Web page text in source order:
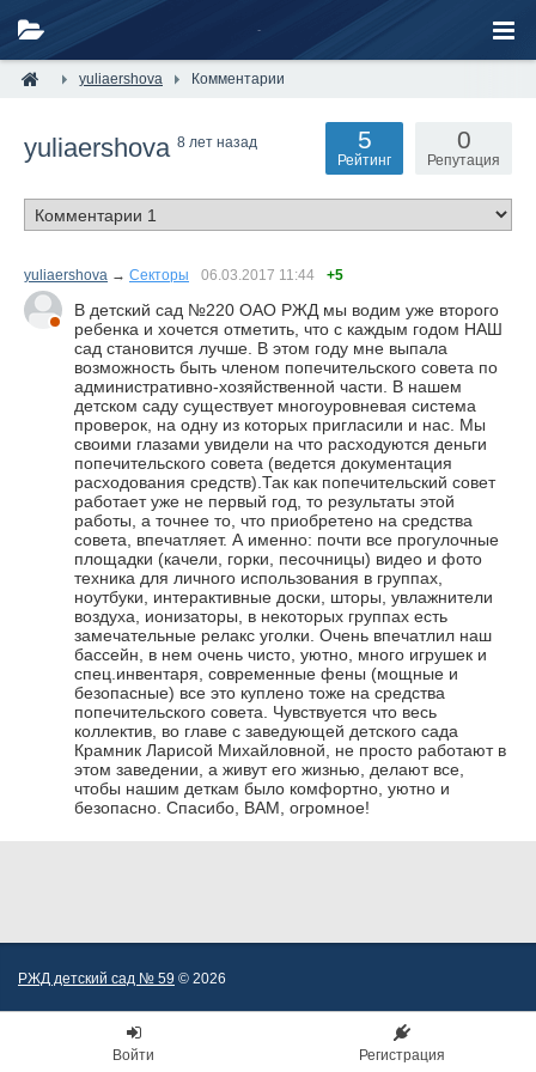
yuliaershova Комментарии
yuliaershova 8 лет назад 0
Репутация
5
Рейтинг
yuliaershova → Секторы 06.03.2017 11:44 +5
В детский сад №220 ОАО РЖД мы водим уже второго
ребенка и хочется отметить, что с каждым годом НАШ
сад становится лучше. В этом году мне выпала
возможность быть членом попечительского совета по
административно-хозяйственной части. В нашем
детском саду существует многоуровневая система
проверок, на одну из которых пригласили и нас. Мы
своими глазами увидели на что расходуются деньги
попечительского совета (ведется документация
расходования средств).Так как попечительский совет
работает уже не первый год, то результаты этой
работы, а точнее то, что приобретено на средства
совета, впечатляет. А именно: почти все прогулочные
площадки (качели, горки, песочницы) видео и фото
техника для личного использования в группах,
ноутбуки, интерактивные доски, шторы, увлажнители
воздуха, ионизаторы, в некоторых группах есть
замечательные релакс уголки. Очень впечатлил наш
бассейн, в нем очень чисто, уютно, много игрушек и
спец.инвентаря, современные фены (мощные и
безопасные) все это куплено тоже на средства
попечительского совета. Чувствуется что весь
коллектив, во главе с заведующей детского сада
Крамник Ларисой Михайловной, не просто работают в
этом заведении, а живут его жизнью, делают все,
чтобы нашим деткам было комфортно, уютно и
безопасно. Спасибо, ВАМ, огромное!
РЖД детский сад № 59 © 2026
Войти Регистрация